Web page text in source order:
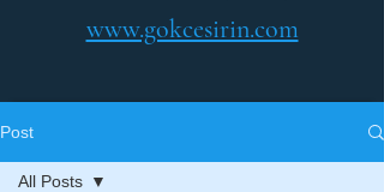
www.gokcesirin.com
Post
All Posts